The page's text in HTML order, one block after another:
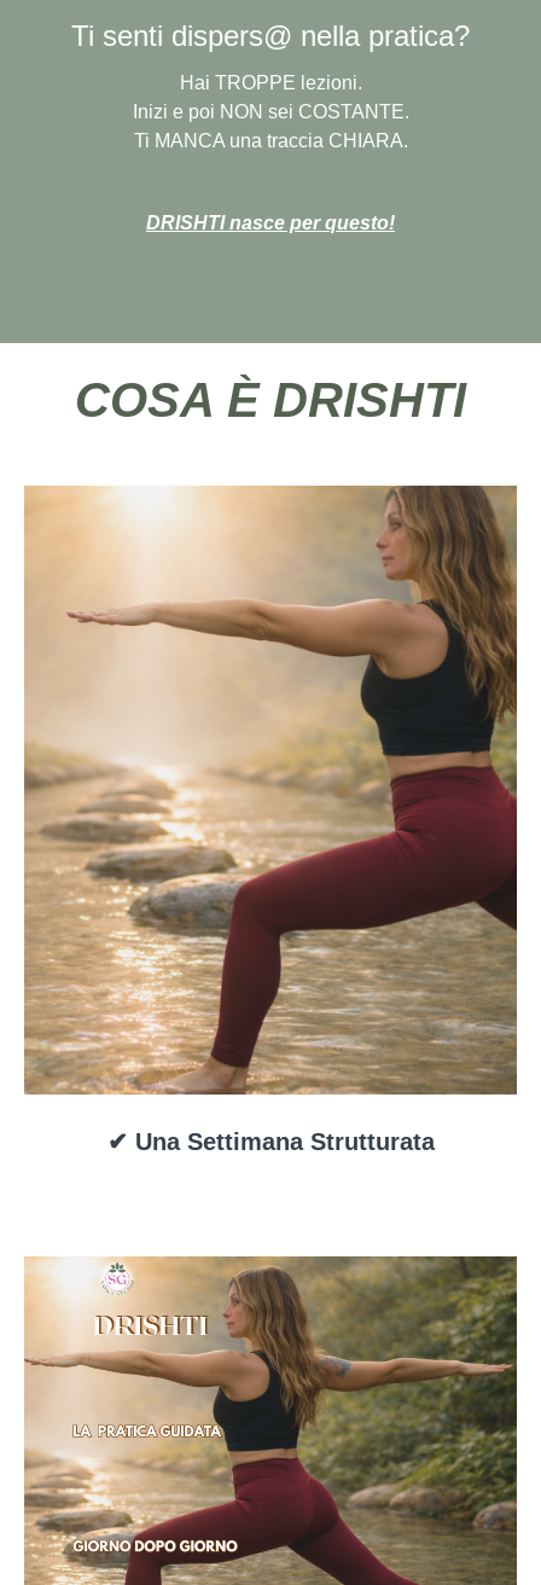
Ti senti dispers@ nella pratica?
Hai TROPPE lezioni.
Inizi e poi NON sei COSTANTE.
Ti MANCA una traccia CHIARA.
DRISHTI nasce per questo!
COSA È DRISHTI
✔ Una Settimana Strutturata